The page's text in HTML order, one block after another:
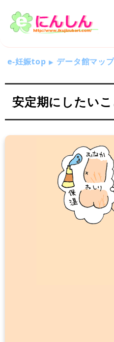
e-妊娠top データ館マップ
安定期にしたい